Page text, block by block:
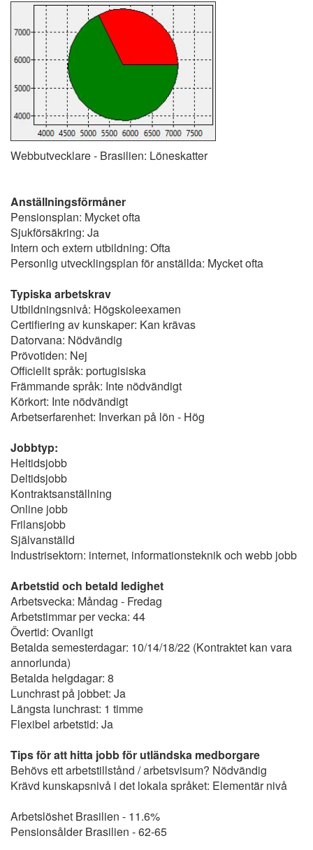
Webbutvecklare - Brasilien: Löneskatter
Anställningsförmåner
Pensionsplan: Mycket ofta
Sjukförsäkring: Ja
Intern och extern utbildning: Ofta
Personlig utvecklingsplan för anställda: Mycket ofta
Typiska arbetskrav
Utbildningsnivå: Högskoleexamen
Certifiering av kunskaper: Kan krävas
Datorvana: Nödvändig
Prövotiden: Nej
Officiellt språk: portugisiska
Främmande språk: Inte nödvändigt
Körkort: Inte nödvändigt
Arbetserfarenhet: Inverkan på lön - Hög
Jobbtyp:
Heltidsjobb
Deltidsjobb
Kontraktsanställning
Online jobb
Frilansjobb
Självanställd
Industrisektorn: internet, informationsteknik och webb jobb
Arbetstid och betald ledighet
Arbetsvecka: Måndag - Fredag
Arbetstimmar per vecka: 44
Övertid: Ovanligt
Betalda semesterdagar: 10/14/18/22 (Kontraktet kan vara
annorlunda)
Betalda helgdagar: 8
Lunchrast på jobbet: Ja
Längsta lunchrast: 1 timme
Flexibel arbetstid: Ja
Tips för att hitta jobb för utländska medborgare
Behövs ett arbetstillstånd / arbetsvisum? Nödvändig
Krävd kunskapsnivå i det lokala språket: Elementär nivå
Arbetslöshet Brasilien - 11.6%
Pensionsålder Brasilien - 62-65